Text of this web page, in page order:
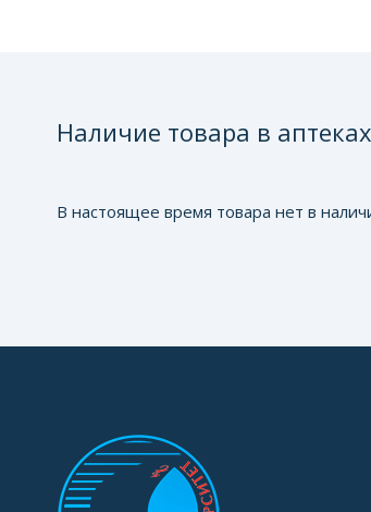
Наличие товара в аптеках
В настоящее время товара нет в